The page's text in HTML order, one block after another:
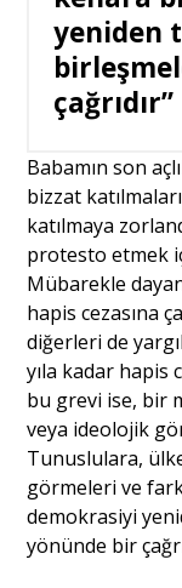
yeniden
çağrıdır”
Babamın son
bizzat
katılmaya
protesto etmek
Mübarekle
hapis cezasına
diğerleri de
yıla kadar hapis
bu grevi ise, bir
veya ideolojik
Tunuslulara,
görmeleri ve
demokrasiyi
yönünde bir